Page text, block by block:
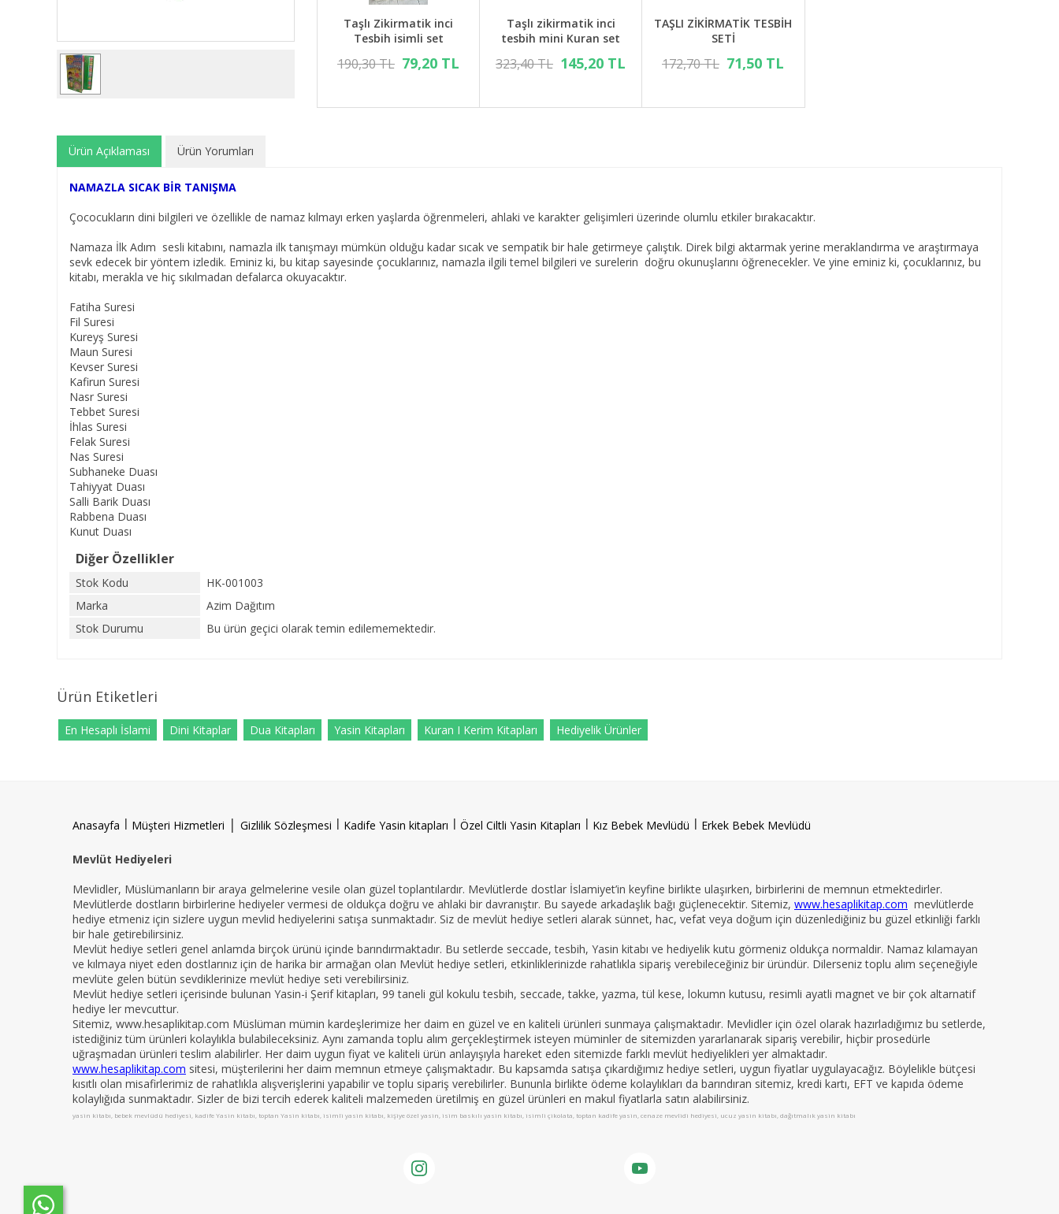
Taşlı Zikirmatik inci
Tesbih isimli set
190,30 TL 79,20 TL
Taşlı zikirmatik inci
tesbih mini Kuran set
323,40 TL 145,20 TL
TAŞLI ZİKİRMATİK TESBİH
SETİ
172,70 TL 71,50 TL
Ürün Açıklaması Ürün Yorumları
NAMAZLA SICAK BİR TANIŞMA
Çococukların dini bilgileri ve özellikle de namaz kılmayı erken yaşlarda öğrenmeleri, ahlaki ve karakter gelişimleri üzerinde olumlu etkiler bırakacaktır.
Namaza İlk Adım sesli kitabını, namazla ilk tanışmayı mümkün olduğu kadar sıcak ve sempatik bir hale getirmeye çalıştık. Direk bilgi aktarmak yerine meraklandırma ve araştırmaya
sevk edecek bir yöntem izledik. Eminiz ki, bu kitap sayesinde çocuklarınız, namazla ilgili temel bilgileri ve surelerin doğru okunuşlarını öğrenecekler. Ve yine eminiz ki, çocuklarınız, bu
kitabı, merakla ve hiç sıkılmadan defalarca okuyacaktır.
Fatiha Suresi
Fil Suresi
Kureyş Suresi
Maun Suresi
Kevser Suresi
Kafirun Suresi
Nasr Suresi
Tebbet Suresi
İhlas Suresi
Felak Suresi
Nas Suresi
Subhaneke Duası
Tahiyyat Duası
Salli Barik Duası
Rabbena Duası
Kunut Duası
Diğer Özellikler
Stok Kodu
HK-001003
Marka
Azim Dağıtım
Stok Durumu
Bu ürün geçici olarak temin edilememektedir.
Ürün Etiketleri
En Hesaplı İslami Dini Kitaplar Dua Kitapları Yasin Kitapları Kuran I Kerim Kitapları Hediyelik Ürünler
Anasayfa l Müşteri Hizmetleri | Gizlilik Sözleşmesi l Kadife Yasin kitapları l Özel Ciltli Yasin Kitapları l Kız Bebek Mevlüdü l Erkek Bebek Mevlüdü
Mevlüt Hediyeleri
Mevlidler, Müslümanların bir araya gelmelerine vesile olan güzel toplantılardır. Mevlütlerde dostlar İslamiyet’in keyfine birlikte ulaşırken, birbirlerini de memnun etmektedirler.
Mevlütlerde dostların birbirlerine hediyeler vermesi de oldukça doğru ve ahlaki bir davranıştır. Bu sayede arkadaşlık bağı güçlenecektir. Sitemiz, www.hesaplikitap.com mevlütlerde
hediye etmeniz için sizlere uygun mevlid hediyelerini satışa sunmaktadır. Siz de mevlüt hediye setleri alarak sünnet, hac, vefat veya doğum için düzenlediğiniz bu güzel etkinliği farklı
bir hale getirebilirsiniz.
Mevlüt hediye setleri genel anlamda birçok ürünü içinde barındırmaktadır. Bu setlerde seccade, tesbih, Yasin kitabı ve hediyelik kutu görmeniz oldukça normaldir. Namaz kılamayan
ve kılmaya niyet eden dostlarınız için de harika bir armağan olan Mevlüt hediye setleri, etkinliklerinizde rahatlıkla sipariş verebileceğiniz bir üründür. Dilerseniz toplu alım seçeneğiyle
mevlüte gelen bütün sevdiklerinize mevlüt hediye seti verebilirsiniz.
Mevlüt hediye setleri içerisinde bulunan Yasin-i Şerif kitapları, 99 taneli gül kokulu tesbih, seccade, takke, yazma, tül kese, lokumn kutusu, resimli ayatli magnet ve bir çok altarnatif
hediye ler mevcuttur.
Sitemiz, www.hesaplikitap.com Müslüman mümin kardeşlerimize her daim en güzel ve en kaliteli ürünleri sunmaya çalışmaktadır. Mevlidler için özel olarak hazırladığımız bu setlerde,
istediğiniz tüm ürünleri kolaylıkla bulabileceksiniz. Aynı zamanda toplu alım gerçekleştirmek isteyen müminler de sitemizden yararlanarak sipariş verebilir, hiçbir prosedürle
uğraşmadan ürünleri teslim alabilirler. Her daim uygun fiyat ve kaliteli ürün anlayışıyla hareket eden sitemizde farklı mevlüt hediyelikleri yer almaktadır.
www.hesaplikitap.com sitesi, müşterilerini her daim memnun etmeye çalışmaktadır. Bu kapsamda satışa çıkardığımız hediye setleri, uygun fiyatlar uygulayacağız. Böylelikle bütçesi
kısıtlı olan misafirlerimiz de rahatlıkla alışverişlerini yapabilir ve toplu sipariş verebilirler. Bununla birlikte ödeme kolaylıkları da barındıran sitemiz, kredi kartı, EFT ve kapıda ödeme
kolaylığıda sunmaktadır. Sizler de bizi tercih ederek kaliteli malzemeden üretilmiş en güzel ürünleri en makul fiyatlarla satın alabilirsiniz.
yasin kitabı, bebek mevlüdü hediyesi, kadife Yasin kitabı, toptan Yasin kitabı, isimli yasin kitabı, kişiye özel yasin, isim baskılı yasin kitabı, isimli çikolata, toptan kadife yasin, cenaze mevlidi hediyesi, ucuz yasin kitabı, dağıtmalık yasin kitabı